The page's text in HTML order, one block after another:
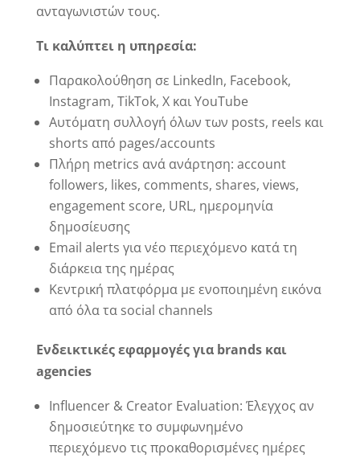
ανταγωνιστών τους.
Τι καλύπτει η υπηρεσία:
Παρακολούθηση σε LinkedIn, Facebook,
Instagram, TikTok, X και YouTube
Αυτόματη συλλογή όλων των posts, reels και
shorts από pages/accounts
Πλήρη metrics ανά ανάρτηση: account
followers, likes, comments, shares, views,
engagement score, URL, ημερομηνία
δημοσίευσης
Email alerts για νέο περιεχόμενο κατά τη
διάρκεια της ημέρας
Κεντρική πλατφόρμα με ενοποιημένη εικόνα
από όλα τα social channels
Ενδεικτικές εφαρμογές για brands και
agencies
Influencer & Creator Evaluation: Έλεγχος αν
δημοσιεύτηκε το συμφωνημένο
περιεχόμενο τις προκαθορισμένες ημέρες